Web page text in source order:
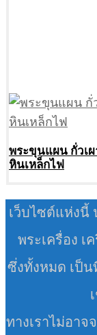
พระขุนแผน กั่วเ
หินเหล็กไฟ
เว็บไซต์แห่งนี้
พระเครื่อง เ
ซึ่งทั้งหมด เป็น
ทางเราไม่อา